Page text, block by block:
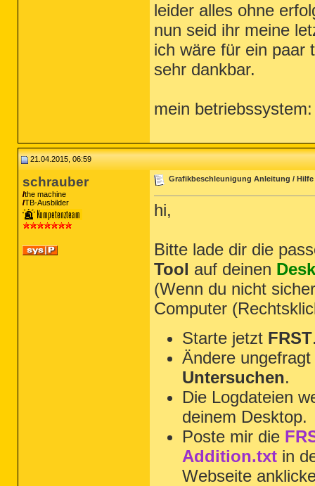
leider alles ohne
nun seid ihr meine
ich wäre für ein paar
sehr dankbar.
mein
21.04.2015, 06:59
schrauber
the machine
TB-Ausbilder
Grafikbeschleunigung Anleitung / Hilfe
hi,
Bitte lade dir die
Tool auf deinen
(Wenn du nicht
Computer
Starte jetzt FRST
Ändere
Untersuchen.
Die Logdateien
deinem Desktop.
Poste mir die
Addition.txt in
Webseite